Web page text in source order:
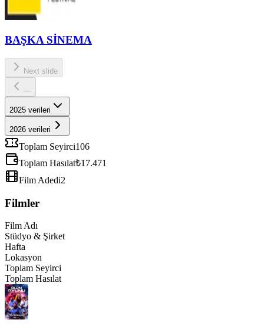
BAŞKA SİNEMA
Next slide
—
2025 verileri
2026 verileri
Toplam Seyirci106
Toplam Hasılat₺17.471
Film Adedi2
Filmler
Film Adı
Stüdyo & Şirket
Hafta
Lokasyon
Toplam Seyirci
Toplam Hasılat